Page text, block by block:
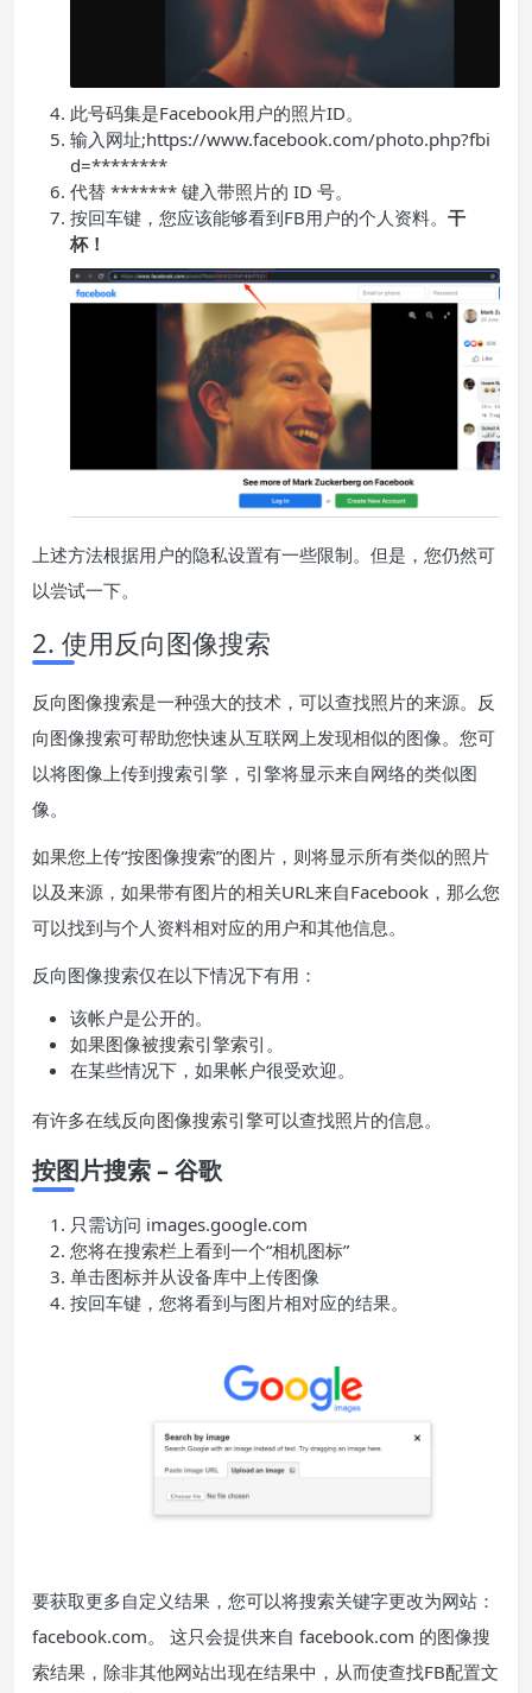
此号码集是Facebook用户的照片ID。
输入网址;https://www.facebook.com/photo.php?fbi
d=********
代替 ******* 键入带照片的 ID 号。
按回车键，您应该能够看到FB用户的个人资料。 干
杯！
上述方法根据用户的隐私设置有一些限制。但是，您仍然可
以尝试一下。
2. 使用反向图像搜索
反向图像搜索是一种强大的技术，可以查找照片的来源。反
向图像搜索可帮助您快速从互联网上发现相似的图像。您可
以将图像上传到搜索引擎，引擎将显示来自网络的类似图
像。
如果您上传“按图像搜索”的图片，则将显示所有类似的照片
以及来源，如果带有图片的相关URL来自Facebook，那么您
可以找到与个人资料相对应的用户和其他信息。
反向图像搜索仅在以下情况下有用：
该帐户是公开的。
如果图像被搜索引擎索引。
在某些情况下，如果帐户很受欢迎。
有许多在线反向图像搜索引擎可以查找照片的信息。
按图片搜索 – 谷歌
只需访问 images.google.com
您将在搜索栏上看到一个“相机图标”
单击图标并从设备库中上传图像
按回车键，您将看到与图片相对应的结果。
要获取更多自定义结果，您可以将搜索关键字更改为网站：
facebook.com。 这只会提供来自 facebook.com 的图像搜
索结果，除非其他网站出现在结果中，从而使查找FB配置文